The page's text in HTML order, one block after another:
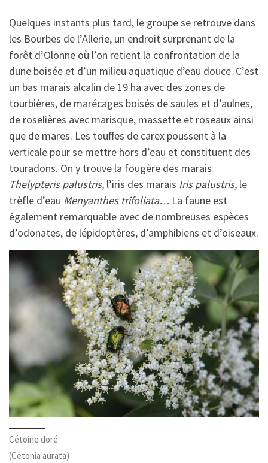
Quelques instants plus tard, le groupe se retrouve dans
les Bourbes de l’Allerie, un endroit surprenant de la
forêt d’Olonne où l’on retient la confrontation de la
dune boisée et d’un milieu aquatique d’eau douce. C’est
un bas marais alcalin de 19 ha avec des zones de
tourbières, de marécages boisés de saules et d’aulnes,
de roselières avec marisque, massette et roseaux ainsi
que de mares. Les touffes de carex poussent à la
verticale pour se mettre hors d’eau et constituent des
touradons. On y trouve la fougère des marais
Thelypteris palustris, l’iris des marais Iris palustris, le
trèfle d’eau Menyanthes trifoliata… La faune est
également remarquable avec de nombreuses espèces
d’odonates, de lépidoptères, d’amphibiens et d’oiseaux.
Cétoine doré
(Cetonia aurata)